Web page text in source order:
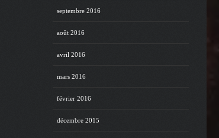
septembre 2016
août 2016
avril 2016
mars 2016
février 2016
décembre 2015